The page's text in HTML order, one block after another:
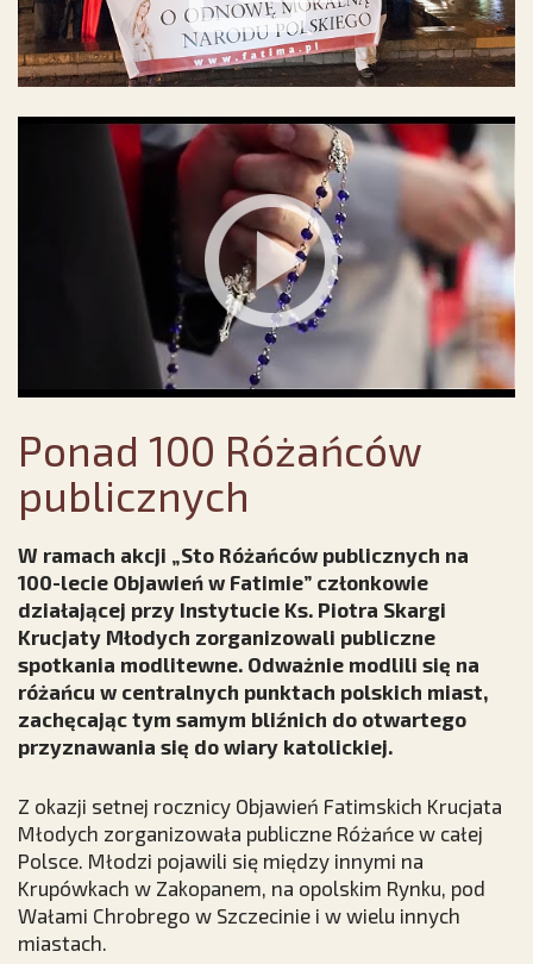
Ponad 100 Różańców
publicznych
W ramach akcji „Sto Różańców publicznych na
100-lecie Objawień w Fatimie” członkowie
działającej przy Instytucie Ks. Piotra Skargi
Krucjaty Młodych zorganizowali publiczne
spotkania modlitewne. Odważnie modlili się na
różańcu w centralnych punktach polskich miast,
zachęcając tym samym bliźnich do otwartego
przyznawania się do wiary katolickiej.
Z okazji setnej rocznicy Objawień Fatimskich Krucjata
Młodych zorganizowała publiczne Różańce w całej
Polsce. Młodzi pojawili się między innymi na
Krupówkach w Zakopanem, na opolskim Rynku, pod
Wałami Chrobrego w Szczecinie i w wielu innych
miastach.